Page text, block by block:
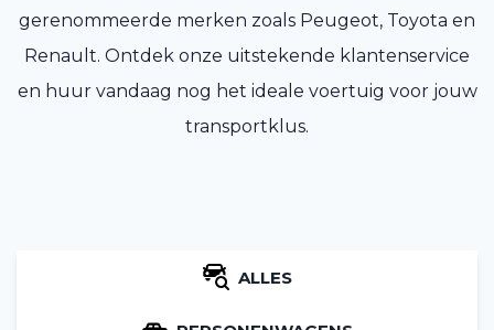
gerenommeerde merken zoals Peugeot, Toyota en
Renault. Ontdek onze uitstekende klantenservice
en huur vandaag nog het ideale voertuig voor jouw
transportklus.
ALLES